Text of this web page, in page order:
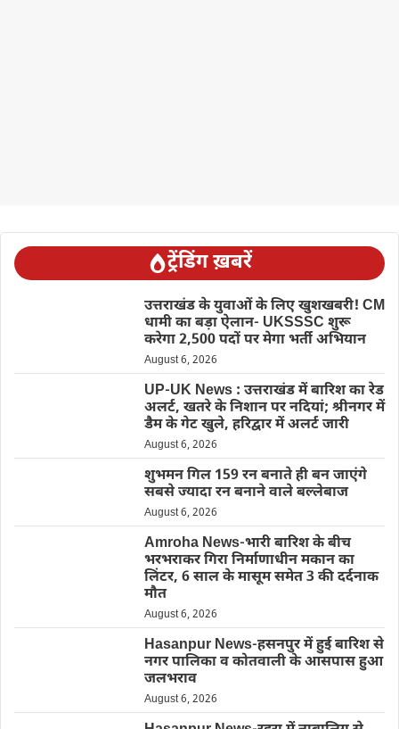
ट्रेंडिंग ख़बरें
उत्तराखंड के युवाओं के लिए खुशखबरी! CM
धामी का बड़ा ऐलान- UKSSSC शुरू
करेगा 2,500 पदों पर मेगा भर्ती अभियान
August 6, 2026
UP-UK News : उत्तराखंड में बारिश का रेड
अलर्ट, खतरे के निशान पर नदियां; श्रीनगर में
डैम के गेट खुले, हरिद्वार में अलर्ट जारी
August 6, 2026
शुभमन गिल 159 रन बनाते ही बन जाएंगे
सबसे ज्यादा रन बनाने वाले बल्लेबाज
August 6, 2026
Amroha News-भारी बारिश के बीच
भरभराकर गिरा निर्माणाधीन मकान का
लिंटर, 6 साल के मासूम समेत 3 की दर्दनाक
मौत
August 6, 2026
Hasanpur News-हसनपुर में हुई बारिश से
नगर पालिका व कोतवाली के आसपास हुआ
जलभराव
August 6, 2026